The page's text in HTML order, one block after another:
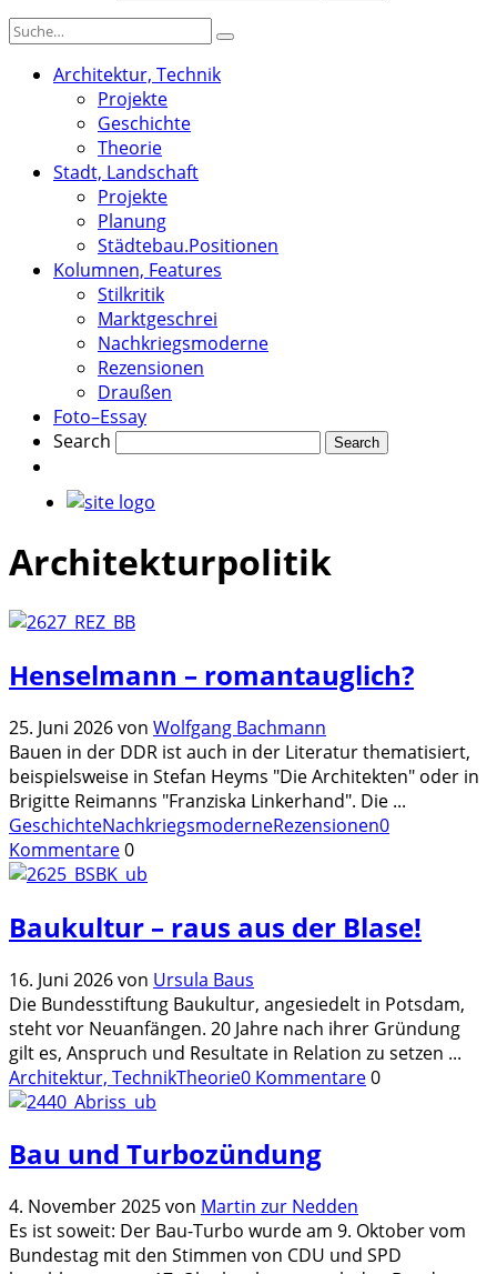
Architektur, Technik
Projekte
Geschichte
Theorie
Stadt, Landschaft
Projekte
Planung
Städtebau.Positionen
Kolumnen, Features
Stilkritik
Marktgeschrei
Nachkriegsmoderne
Rezensionen
Draußen
Foto–Essay
Search
Architekturpolitik
Henselmann – romantauglich?
25. Juni 2026von Wolfgang Bachmann
Bauen in der DDR ist auch in der Literatur thematisiert,
beispielsweise in Stefan Heyms "Die Architekten" oder in
Brigitte Reimanns "Franziska Linkerhand". Die ...
GeschichteNachkriegsmoderneRezensionen0
Kommentare0
Baukultur – raus aus der Blase!
16. Juni 2026von Ursula Baus
Die Bundesstiftung Baukultur, angesiedelt in Potsdam,
steht vor Neuanfängen. 20 Jahre nach ihrer Gründung
gilt es, Anspruch und Resultate in Relation zu setzen ...
Architektur, TechnikTheorie0 Kommentare0
Bau und Turbozündung
4. November 2025von Martin zur Nedden
Es ist soweit: Der Bau-Turbo wurde am 9. Oktober vom
Bundestag mit den Stimmen von CDU und SPD